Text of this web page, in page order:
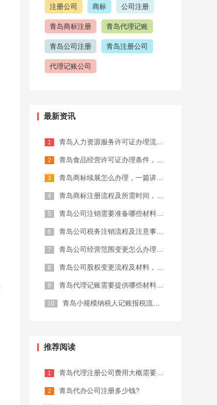
注册公司 商标 公司注册
青岛商标注册 青岛代理记账
青岛公司注册 青岛注册公司
代理记账公司
记账报税 商标注册代理
最新资讯
青岛人力资源服务许可证办理流程，建议...
青岛食品经营许可证办理条件，2026...
青岛商标续展怎么办理，一篇讲清楚
青岛商标注册流程及所需时间，完整攻略...
青岛公司注销需要准备哪些材料，202...
青岛公司税务注销流程及注意事项，建议...
青岛公司经营范围变更怎么办理，一篇讲...
青岛公司股权变更流程及材料，完整攻略...
青岛代理记账需要提供哪些材料，202...
青岛小规模纳税人记账报税流程，建议收...
推荐阅读
青岛代理注册公司费用大概需要多少？
青岛代办公司注册多少钱?